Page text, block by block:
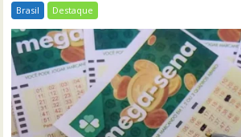
Brasil Destaque